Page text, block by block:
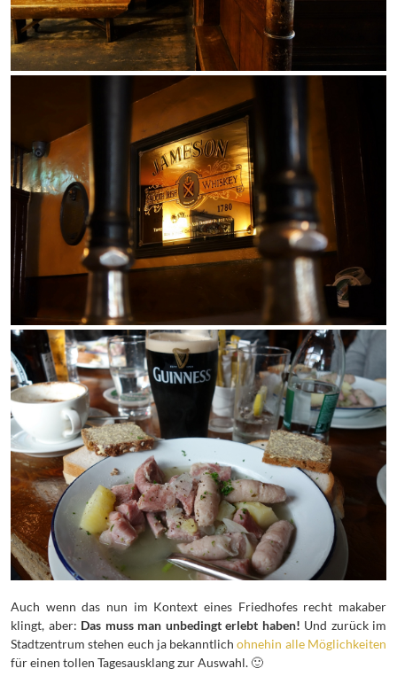
Auch wenn das nun im Kontext eines Friedhofes recht makaber
klingt, aber: Das muss man unbedingt erlebt haben! Und zurück im
Stadtzentrum stehen euch ja bekanntlichohnehin alle Möglichkeiten
für einen tollen Tagesausklang zur Auswahl. 🙂